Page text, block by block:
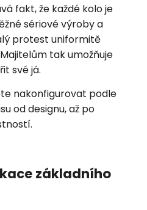
fakt, že každé kolo je
sériové výroby a
protest uniformitě
tak umožňuje
své já.
nakonfigurovat podle
od designu, až po
základního